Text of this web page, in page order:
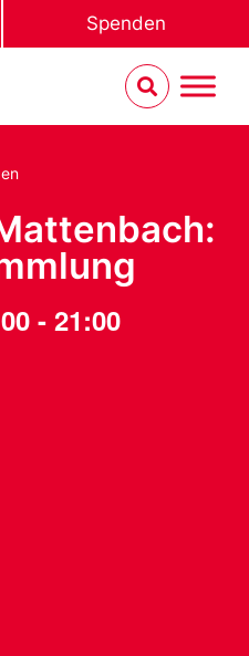
Spenden
- 21:00